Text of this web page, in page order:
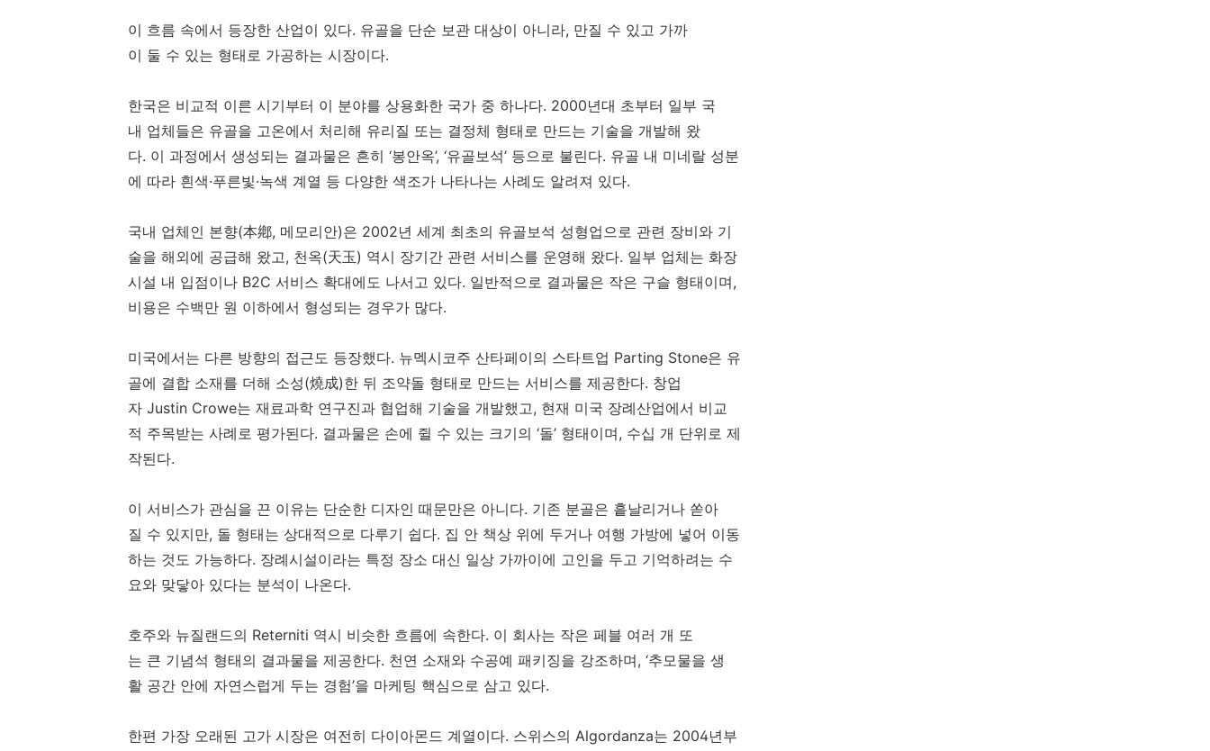
이 흐름 속에서 등장한 산업이 있다. 유골을 단순 보관 대상이 아니라, 만질 수 있고 가까
이 둘 수 있는 형태로 가공하는 시장이다.
한국은 비교적 이른 시기부터 이 분야를 상용화한 국가 중 하나다. 2000년대 초부터 일부 국
내 업체들은 유골을 고온에서 처리해 유리질 또는 결정체 형태로 만드는 기술을 개발해 왔
다. 이 과정에서 생성되는 결과물은 흔히 ‘봉안옥’, ‘유골보석’ 등으로 불린다. 유골 내 미네랄 성분
에 따라 흰색·푸른빛·녹색 계열 등 다양한 색조가 나타나는 사례도 알려져 있다.
국내 업체인 본향(本鄕, 메모리안)은 2002년 세계 최초의 유골보석 성형업으로 관련 장비와 기
술을 해외에 공급해 왔고, 천옥(天玉) 역시 장기간 관련 서비스를 운영해 왔다. 일부 업체는 화장
시설 내 입점이나 B2C 서비스 확대에도 나서고 있다. 일반적으로 결과물은 작은 구슬 형태이며,
비용은 수백만 원 이하에서 형성되는 경우가 많다.
미국에서는 다른 방향의 접근도 등장했다. 뉴멕시코주 산타페이의 스타트업 Parting Stone은 유
골에 결합 소재를 더해 소성(燒成)한 뒤 조약돌 형태로 만드는 서비스를 제공한다. 창업
자 Justin Crowe는 재료과학 연구진과 협업해 기술을 개발했고, 현재 미국 장례산업에서 비교
적 주목받는 사례로 평가된다. 결과물은 손에 쥘 수 있는 크기의 ‘돌’ 형태이며, 수십 개 단위로 제
작된다.
이 서비스가 관심을 끈 이유는 단순한 디자인 때문만은 아니다. 기존 분골은 흩날리거나 쏟아
질 수 있지만, 돌 형태는 상대적으로 다루기 쉽다. 집 안 책상 위에 두거나 여행 가방에 넣어 이동
하는 것도 가능하다. 장례시설이라는 특정 장소 대신 일상 가까이에 고인을 두고 기억하려는 수
요와 맞닿아 있다는 분석이 나온다.
호주와 뉴질랜드의 Reterniti 역시 비슷한 흐름에 속한다. 이 회사는 작은 페블 여러 개 또
는 큰 기념석 형태의 결과물을 제공한다. 천연 소재와 수공예 패키징을 강조하며, ‘추모물을 생
활 공간 안에 자연스럽게 두는 경험’을 마케팅 핵심으로 삼고 있다.
한편 가장 오래된 고가 시장은 여전히 다이아몬드 계열이다. 스위스의 Algordanza는 2004년부